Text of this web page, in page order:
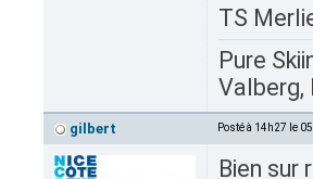
TS
Pure
Valberg,
gilbert Posté à 14h27 le
Bien sur